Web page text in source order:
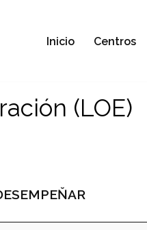
Inicio Centros
(LOE)